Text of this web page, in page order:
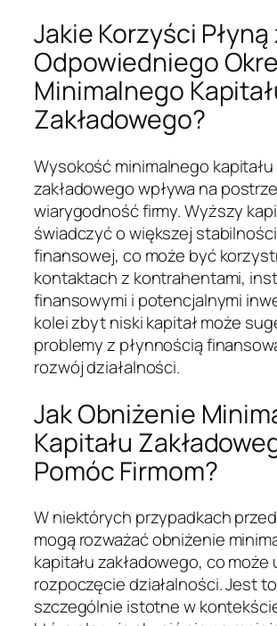
Jakie Korzyści Płyną
Odpowiedniego
Minimalnego
Zakładowego?
Wysokość minimalnego kapitału
zakładowego wpływa na
wiarygodność firmy. Wyższy
świadczyć o większej stabilności
finansowej, co może być
kontaktach z kontrahentami,
finansowymi i potencjalnymi
kolei zbyt niski kapitał może
problemy z płynnością
rozwój działalności.
Jak Obniżenie
Kapitału
Pomóc Firmom?
W niektórych przypadkach
mogą rozważać obniżenie
kapitału zakładowego, co może
rozpoczęcie działalności. Jest to
szczególnie istotne w